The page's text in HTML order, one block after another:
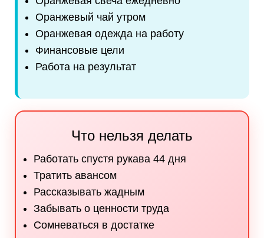
Оранжевый чай утром
Оранжевая одежда на работу
Финансовые цели
Работа на результат
Что нельзя делать
Работать спустя рукава 44 дня
Тратить авансом
Рассказывать жадным
Забывать о ценности труда
Сомневаться в достатке